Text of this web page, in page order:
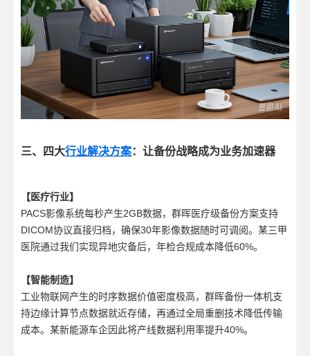
三、四大行业解决方案：让备份战略成为业务加速器
【医疗行业】
PACS影像系统每秒产生2GB数据，群晖医疗级备份方案支持
DICOM协议直接归档，确保30年影像数据随时可调阅。某三甲
医院通过我们实现异地灾备后，年检合规成本降低60%。
【智能制造】
工业物联网产生的时序数据价值密度极高，群晖备份一体机支
持边缘计算节点数据就近存储，再通过全局重删技术降低传输
成本。某新能源车企因此将产线数据利用率提升40%。